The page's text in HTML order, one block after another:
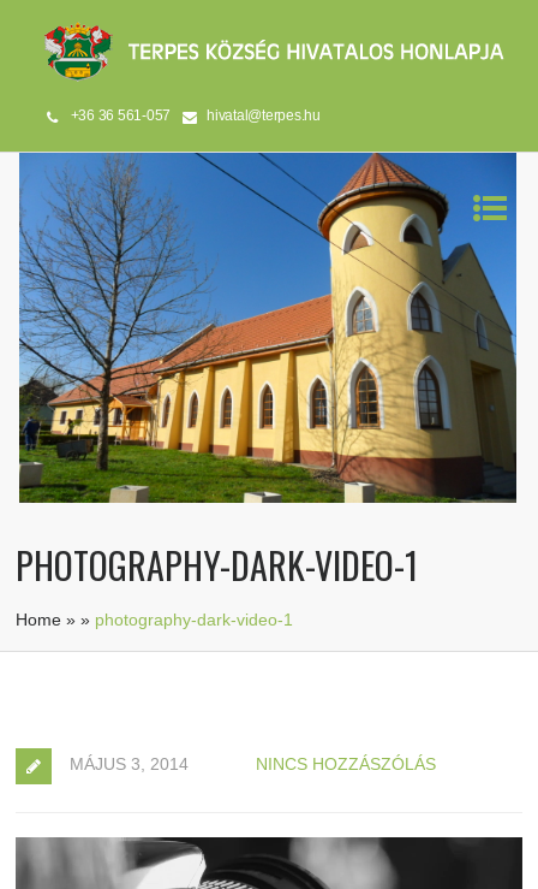
+36 36 561-057 hivatal@terpes.hu
PHOTOGRAPHY-DARK-VIDEO-1
Home »» photography-dark-video-1
MÁJUS 3, 2014 NINCS HOZZÁSZÓLÁS